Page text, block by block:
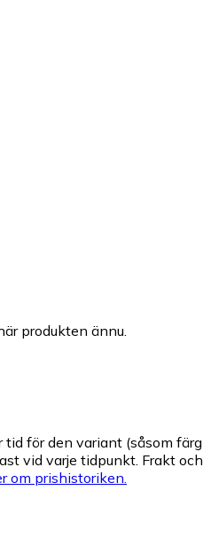
produkten ännu.
tid för den variant (såsom färg
vid varje tidpunkt. Frakt och
om prishistoriken.